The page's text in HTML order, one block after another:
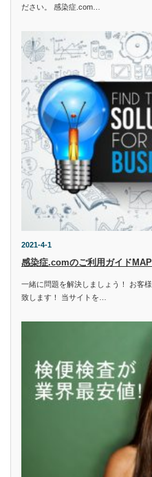
ださい。 感染症.com…
2021-4-1
感染症.comのご利用ガイドMAP
一緒に問題を解決しましょう！ お客
致します！ 当サイトを…